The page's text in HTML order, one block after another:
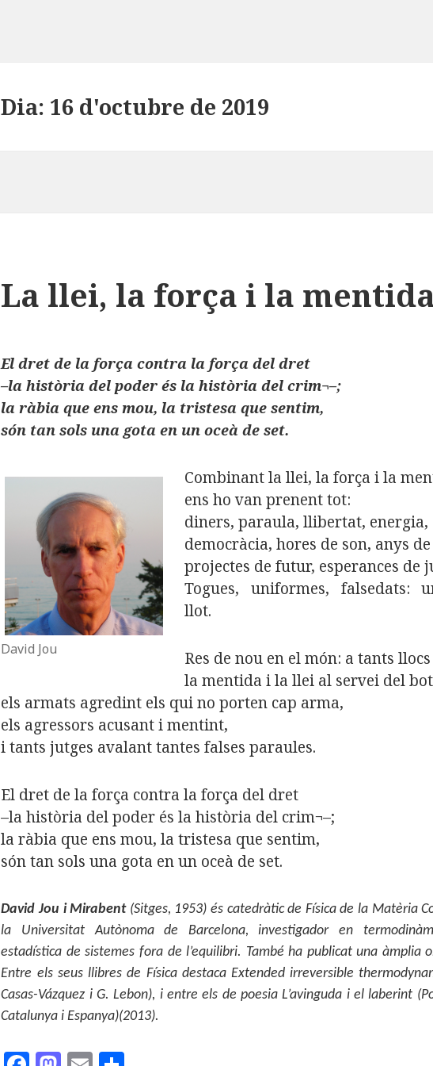
Dia: 16 d'octubre de 2019
La llei, la força i la
El dret de la força contra la força del dret
–la història del poder és la història del crim¬–;
la ràbia que ens mou, la tristesa que sentim,
són tan sols una gota en un oceà de set.
David Jou
Combinant la llei, la força i la
ens ho van prenent tot:
diners, paraula, llibertat, energia,
democràcia, hores de son, anys
projectes de futur, esperances de
Togues, uniformes, falsedats:
llot.
Res de nou en el món: a tants
la mentida i la llei al servei del
els armats agredint els qui no porten cap arma,
els agressors acusant i mentint,
i tants jutges avalant tantes falses paraules.
El dret de la força contra la força del dret
–la història del poder és la història del crim¬–;
la ràbia que ens mou, la tristesa que sentim,
són tan sols una gota en un oceà de set.
David Jou i Mirabent (Sitges, 1953) és catedràtic de Física de la Matèria
la Universitat Autònoma de Barcelona, investigador en
estadística de sistemes fora de l’equilibri. També ha publicat una àmplia
Entre els seus llibres de Física destaca Extended irreversible
Casas-Vázquez i G. Lebon), i entre els de poesia L’avinguda i el laberint
Catalunya i Espanya)(2013).